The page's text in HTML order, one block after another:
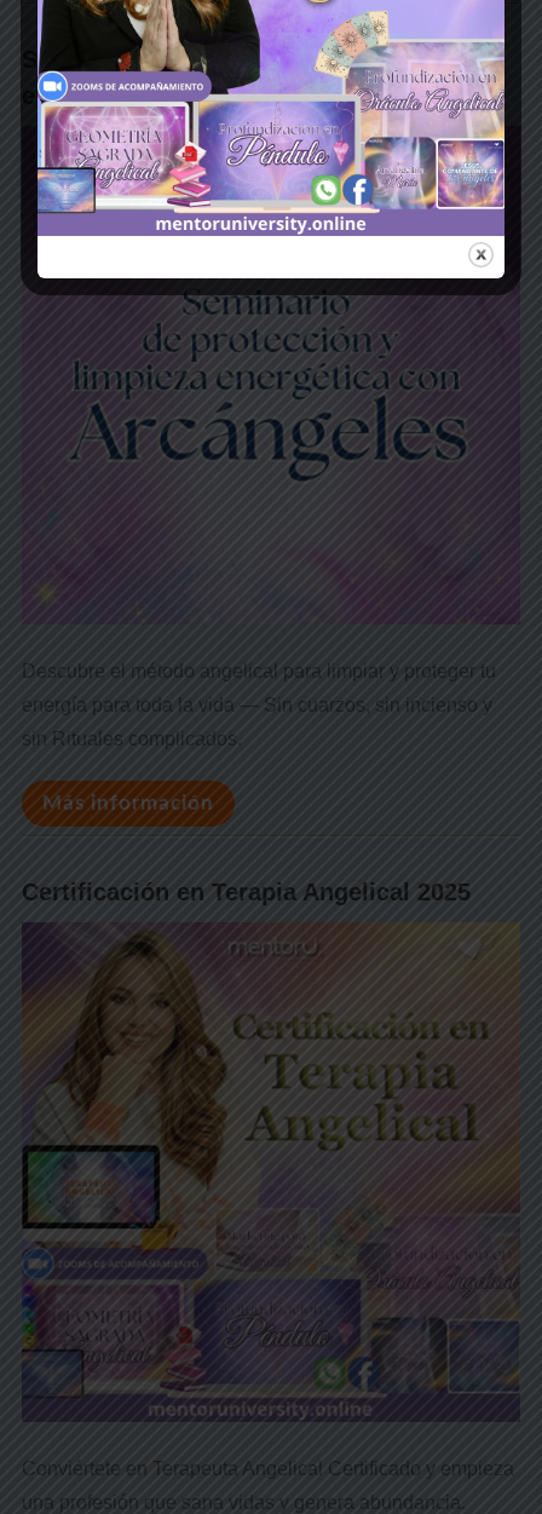
Seminario de protección y limpieza
energética con arcángeles
Descubre el método angelical para limpiar y proteger tu
energía para toda la vida — Sin cuarzos, sin incienso y
sin Rituales complicados.
Más información
Certificación en Terapia Angelical 2025
Conviértete en Terapeuta Angelical Certificado y empieza
una profesión que sana vidas y genera abundancia.